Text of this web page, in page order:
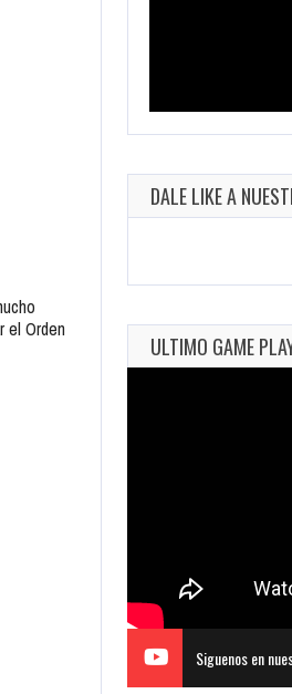
el Orden
DALE LIKE A
ULTIMO GAME
Siguenos en